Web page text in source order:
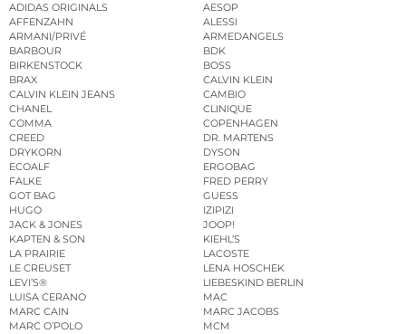
ADIDAS ORIGINALS
AESOP
AFFENZAHN
ALESSI
ARMANI/PRIVÉ
ARMEDANGELS
BARBOUR
BDK
BIRKENSTOCK
BOSS
BRAX
CALVIN KLEIN
CALVIN KLEIN JEANS
CAMBIO
CHANEL
CLINIQUE
COMMA
COPENHAGEN
CREED
DR. MARTENS
DRYKORN
DYSON
ECOALF
ERGOBAG
FALKE
FRED PERRY
GOT BAG
GUESS
HUGO
IZIPIZI
JACK & JONES
JOOP!
KAPTEN & SON
KIEHL’S
LA PRAIRIE
LACOSTE
LE CREUSET
LENA HOSCHEK
LEVI’S®
LIEBESKIND BERLIN
LUISA CERANO
MAC
MARC CAIN
MARC JACOBS
MARC O’POLO
MCM